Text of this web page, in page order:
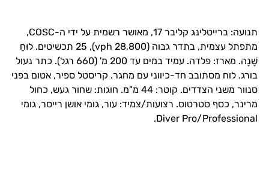
תנועה: ברייטלינג קליבר 17, מאושר רשמית על ידי ה-COSC,
מתפתל עצמית, בתדר גבוה (28,800 vph), 25 תכשיטים. לוּחַ
שָׁנָה. מארז: פלדה. עמיד במים עד 200 מ' (660 רגל). כתר נעול
בורג. לוח מסתובב חד-כיווני עם מחגר. קריסטל ספיר, אטום בפני
סנוור משני הצדדים. קוטר: 44 מ"מ. חוגות: שחור געש, כחול
מרינר, כסף סטרטוס. רצועות/צמיד: עור, גומי אושן רייסר, גומי
Diver Pro/Professional.